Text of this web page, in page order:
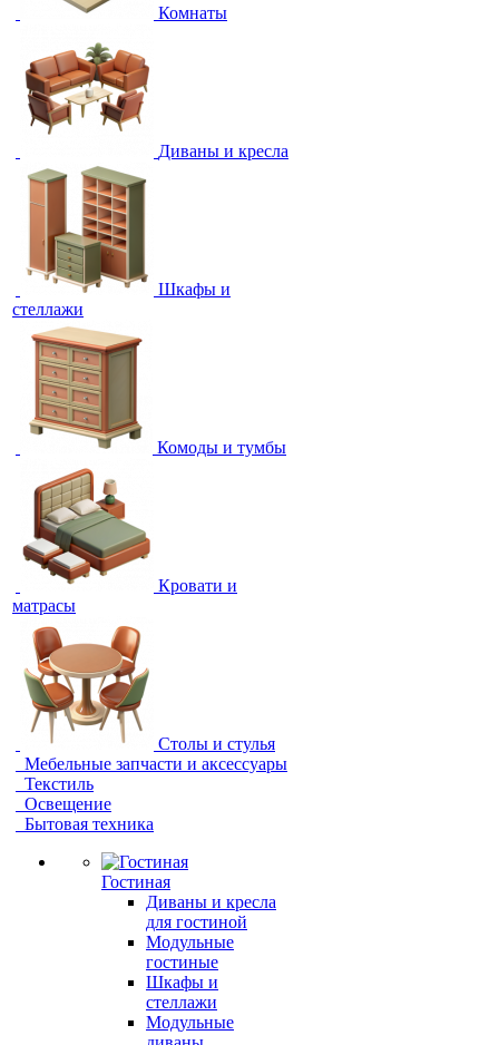
Комнаты
Диваны и кресла
Шкафы и
стеллажи
Комоды и тумбы
Кровати и
матрасы
Столы и стулья
Мебельные запчасти и аксессуары
Текстиль
Освещение
Бытовая техника
Гостиная
Диваны и кресла
для гостиной
Модульные
гостиные
Шкафы и
стеллажи
Модульные